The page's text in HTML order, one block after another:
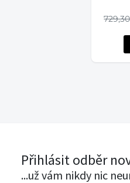
Přihlásit odběr
...už vám nikdy nic